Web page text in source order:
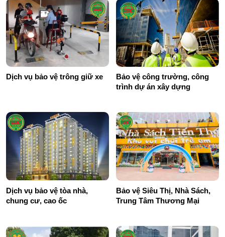
Dịch vụ bảo vệ trông giữ xe
Bảo vệ công trường, công
trình dự án xây dựng
Dịch vụ bảo vệ tòa nhà,
chung cư, cao ốc
Bảo vệ Siêu Thị, Nhà Sách,
Trung Tâm Thương Mại